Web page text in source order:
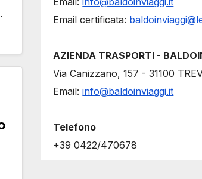
Email certificata:
AZIENDA TRASPORTI -
Via Canizzano, 157 - 31100
Email:info@baldoinviaggi.it
Telefono
+39 0422/470678